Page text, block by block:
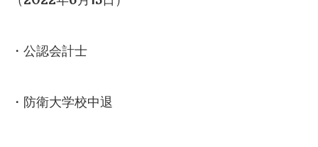
・公認会計士
・防衛大学校中退